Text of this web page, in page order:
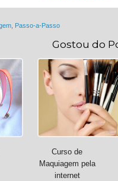
Passo-a-Passo
Gostou do
Curso de
Maquiagem pela
internet